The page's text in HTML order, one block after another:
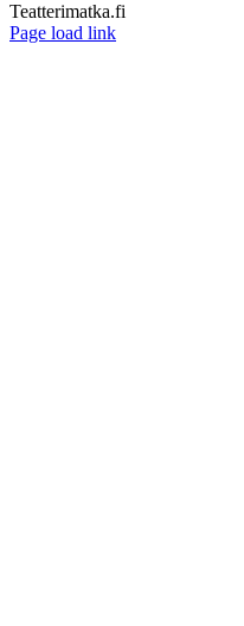
Teatterimatka.fi
Facebook
Page load link